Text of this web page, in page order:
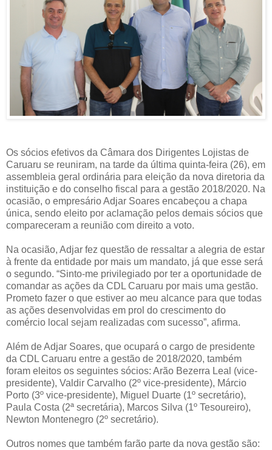
Os sócios efetivos da Câmara dos Dirigentes Lojistas de
Caruaru se reuniram, na tarde da última quinta-feira (26), em
assembleia geral ordinária para eleição da nova diretoria da
instituição e do conselho fiscal para a gestão 2018/2020. Na
ocasião, o empresário Adjar Soares encabeçou a chapa
única, sendo eleito por aclamação pelos demais sócios que
compareceram a reunião com direito a voto.
Na ocasião, Adjar fez questão de ressaltar a alegria de estar
à frente da entidade por mais um mandato, já que esse será
o segundo. “Sinto-me privilegiado por ter a oportunidade de
comandar as ações da CDL Caruaru por mais uma gestão.
Prometo fazer o que estiver ao meu alcance para que todas
as ações desenvolvidas em prol do crescimento do
comércio local sejam realizadas com sucesso”, afirma.
Além de Adjar Soares, que ocupará o cargo de presidente
da CDL Caruaru entre a gestão de 2018/2020, também
foram eleitos os seguintes sócios: Arão Bezerra Leal (vice-
presidente), Valdir Carvalho (2º vice-presidente), Márcio
Porto (3º vice-presidente), Miguel Duarte (1º secretário),
Paula Costa (2ª secretária), Marcos Silva (1º Tesoureiro),
Newton Montenegro (2º secretário).
Outros nomes que também farão parte da nova gestão são: